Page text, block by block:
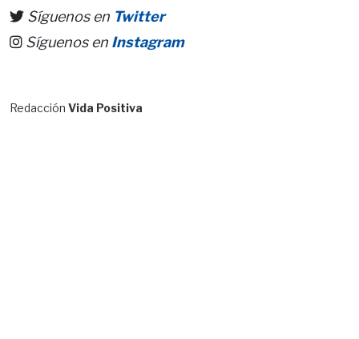
Síguenos en Twitter
Síguenos en Instagram
Redacción Vida Positiva